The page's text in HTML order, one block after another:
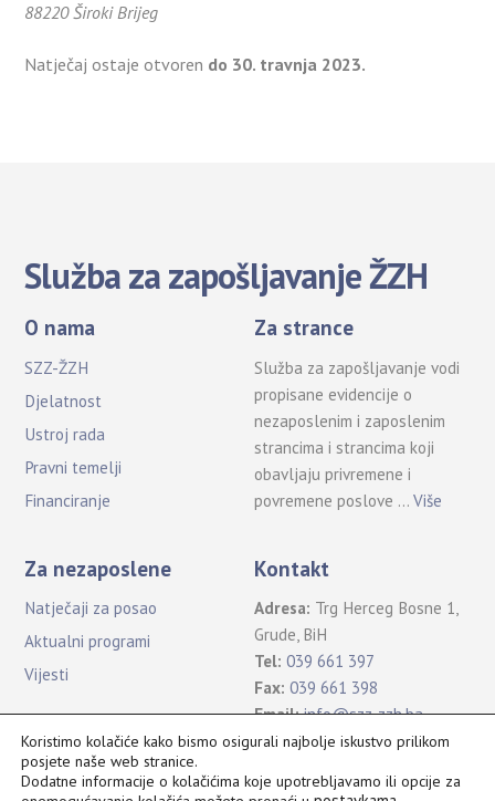
88220 Široki Brijeg
Natječaj ostaje otvoren do 30. travnja 2023.
Služba za zapošljavanje ŽZH
O nama
SZZ-ŽZH
Djelatnost
Ustroj rada
Pravni temelji
Financiranje
Za strance
Služba za zapošljavanje vodi
propisane evidencije o
nezaposlenim i zaposlenim
strancima i strancima koji
obavljaju privremene i
povremene poslove …Više
Za nezaposlene
Natječaji za posao
Aktualni programi
Vijesti
Kontakt
Adresa: Trg Herceg Bosne 1,
Grude, BiH
Tel: 039 661 397
Fax: 039 661 398
Email: info@szz-zzh.ba
Koristimo kolačiće kako bismo osigurali najbolje iskustvo prilikom
posjete naše web stranice.
Dodatne informacije o kolačićima koje upotrebljavamo ili opcije za